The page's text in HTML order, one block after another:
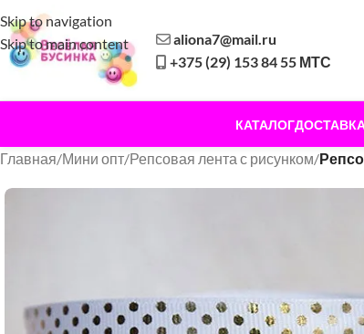
Skip to navigation
Skip to main content
aliona7@mail.ru
+375 (29) 153 84 55 МТС
КАТАЛОГ
Главная/Мини опт/Репсовая лента с рисунком/